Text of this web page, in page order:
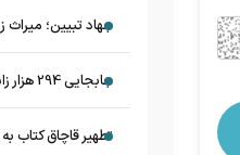
جهاد تبیین؛ میراث
جابجایی 294 هزار زائر اربعین با 2156 پرواز
تطهیر قاچاق کتاب به